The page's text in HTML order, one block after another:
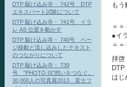
も
＝
●イ
＝
拝啓
DTP
はじ
DTP 駆け込み寺・ 742号 DTP
エキスパート試験について
DTP 駆け込み寺・ 741号 イラ
レ AS 位置を動かす
DTP 駆け込み寺・ 740号 ペー
ジ移動と流し込みしたテキスト
のつながりについて
DTP 駆け込み寺・ 739
号 "PHOTO IS"想いをつなぐ。
30,000人の写真展2013 富士フ